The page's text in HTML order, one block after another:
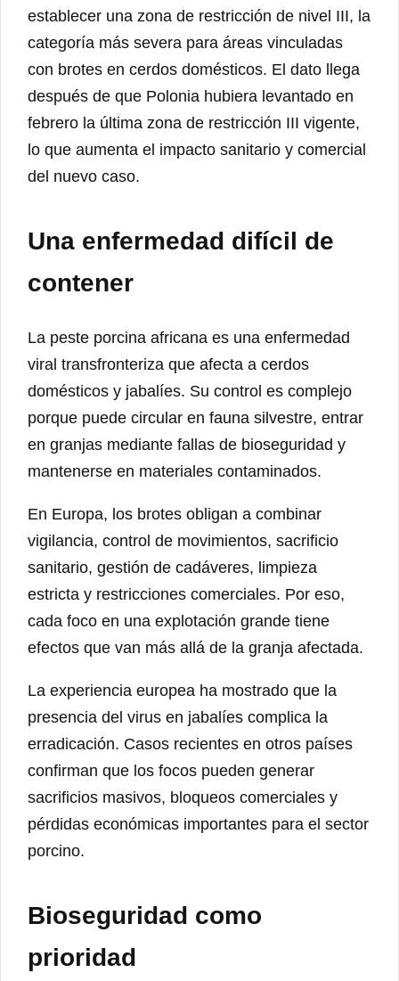
establecer una zona de restricción de nivel III, la
categoría más severa para áreas vinculadas
con brotes en cerdos domésticos. El dato llega
después de que Polonia hubiera levantado en
febrero la última zona de restricción III vigente,
lo que aumenta el impacto sanitario y comercial
del nuevo caso.
Una enfermedad difícil de
contener
La peste porcina africana es una enfermedad
viral transfronteriza que afecta a cerdos
domésticos y jabalíes. Su control es complejo
porque puede circular en fauna silvestre, entrar
en granjas mediante fallas de bioseguridad y
mantenerse en materiales contaminados.
En Europa, los brotes obligan a combinar
vigilancia, control de movimientos, sacrificio
sanitario, gestión de cadáveres, limpieza
estricta y restricciones comerciales. Por eso,
cada foco en una explotación grande tiene
efectos que van más allá de la granja afectada.
La experiencia europea ha mostrado que la
presencia del virus en jabalíes complica la
erradicación. Casos recientes en otros países
confirman que los focos pueden generar
sacrificios masivos, bloqueos comerciales y
pérdidas económicas importantes para el sector
porcino.
Bioseguridad como
prioridad